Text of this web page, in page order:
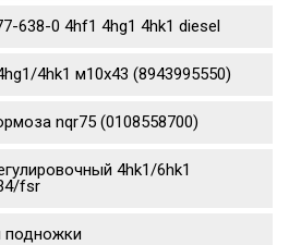
638-0 4hf1 4hg1 4hk1 diesel
4hk1 м10х43 (8943995550)
nqr75 (0108558700)
4hk1/6hk1
fsr
подножки